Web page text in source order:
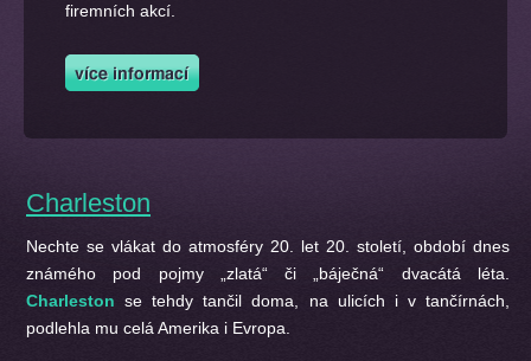
firemních akcí.
Charleston
Nechte se vlákat do atmosféry 20. let 20. století, období dnes
známého pod pojmy „zlatá“ či „báječná“ dvacátá léta.
Charleston se tehdy tančil doma, na ulicích i v tančírnách,
podlehla mu celá Amerika i Evropa.